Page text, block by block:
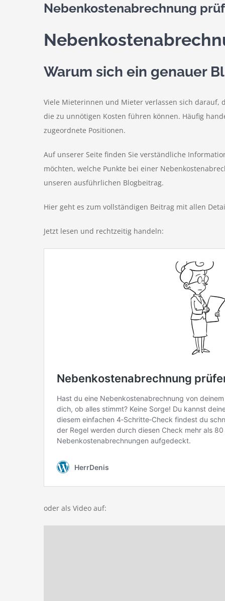
Nebenkostenabrechnung
Warum sich ein genauer
Viele Mieterinnen und Mieter verlassen sich darauf,
die zu unnötigen Kosten führen können. Häufig
zugeordnete Positionen.
Auf unserer Seite finden Sie verständliche
möchten, welche Punkte bei einer
unseren ausführlichen Blogbeitrag.
Hier geht es zum vollständigen Beitrag mit allen
Jetzt lesen und rechtzeitig handeln:
oder als Video auf: